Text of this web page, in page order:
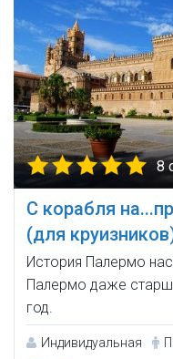
8
С корабля
(для
История Палермо
Палермо даже
год.
Индивидуальная